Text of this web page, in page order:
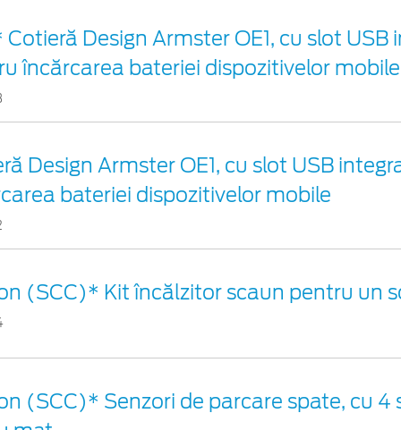
Cotieră Design Armster OE1, cu slot USB
încărcarea bateriei dispozitivelor mobile
Design Armster OE1, cu slot USB
bateriei dispozitivelor mobile
(SCC)* Kit încălzitor scaun pentru un
(SCC)* Senzori de parcare spate, cu 4